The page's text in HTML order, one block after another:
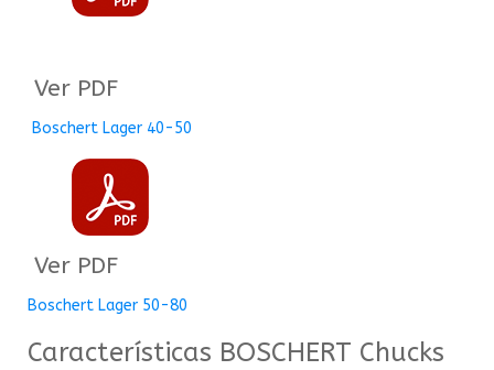
Ver PDF
Boschert Lager 40-50
Ver PDF
Boschert Lager 50-80
Características BOSCHERT Chucks